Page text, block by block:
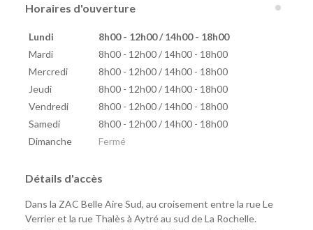
Horaires d'ouverture
Lundi
8h00 - 12h00 / 14h00 - 18h00
Mardi
8h00 - 12h00 / 14h00 - 18h00
Mercredi
8h00 - 12h00 / 14h00 - 18h00
Jeudi
8h00 - 12h00 / 14h00 - 18h00
Vendredi
8h00 - 12h00 / 14h00 - 18h00
Samedi
8h00 - 12h00 / 14h00 - 18h00
Dimanche
Fermé
Détails d'accès
Dans la ZAC Belle Aire Sud, au croisement entre la rue Le
Verrier et la rue Thalès à Aytré au sud de La Rochelle.